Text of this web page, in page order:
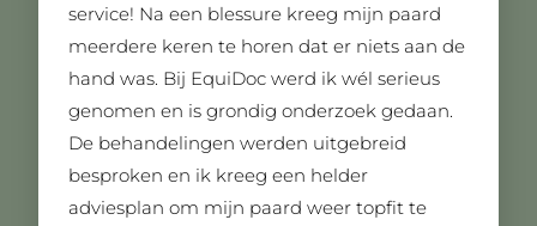
service! Na een blessure kreeg mijn paard
meerdere keren te horen dat er niets aan de
hand was. Bij EquiDoc werd ik wél serieus
genomen en is grondig onderzoek gedaan.
De behandelingen werden uitgebreid
besproken en ik kreeg een helder
adviesplan om mijn paard weer topfit te